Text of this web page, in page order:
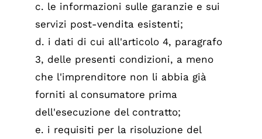
c. le informazioni sulle garanzie e sui
servizi post-vendita esistenti;
d. i dati di cui all'articolo 4, paragrafo
3, delle presenti condizioni, a meno
che l'imprenditore non li abbia già
forniti al consumatore prima
dell'esecuzione del contratto;
e. i requisiti per la risoluzione del